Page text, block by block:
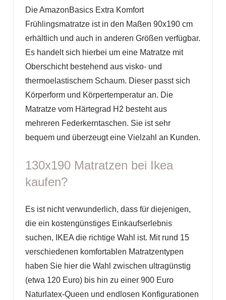
Die AmazonBasics Extra Komfort
Frühlingsmatratze ist in den Maßen 90x190 cm
erhältlich und auch in anderen Größen verfügbar.
Es handelt sich hierbei um eine Matratze mit
Oberschicht bestehend aus visko- und
thermoelastischem Schaum. Dieser passt sich
Körperform und Körpertemperatur an. Die
Matratze vom Härtegrad H2 besteht aus
mehreren Federkerntaschen. Sie ist sehr
bequem und überzeugt eine Vielzahl an Kunden.
130x190 Matratzen bei Ikea
kaufen?
Es ist nicht verwunderlich, dass für diejenigen,
die ein kostengünstiges Einkaufserlebnis
suchen, IKEA die richtige Wahl ist. Mit rund 15
verschiedenen komfortablen Matratzentypen
haben Sie hier die Wahl zwischen ultragünstig
(etwa 120 Euro) bis hin zu einer 900 Euro
Naturlatex-Queen und endlosen Konfigurationen